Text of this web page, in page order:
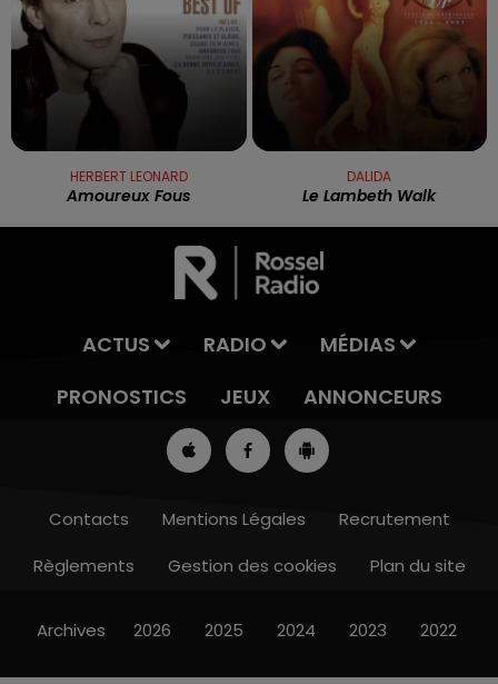
13h00 - 16h00
HERBERT LEONARD
Amoureux Fous
DALIDA
Le Lambeth Walk
ACTUS RADIO
MÉDIAS
PRONOSTICS
JEUX ANNONCEURS
Contacts Mentions Légales
Recrutement
Règlements
Gestion des cookies Plan du site
Archives 2026 2025 2024 2023 2022